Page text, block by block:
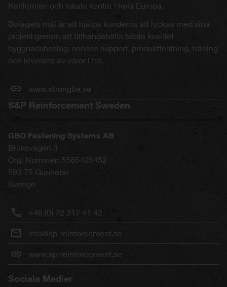
Kalifornien och lokala kontor i hela Europa.
Bolagets mål är att hjälpa kunderna att lyckas med sina
projekt genom att tillhandahålla bästa kvalitet
byggnadsbeslag, service support, produkttestning, träning
och leverans av varor i tid.
www.strongtie.se
S&P Reinforcement Sweden
GBO Fastening Systems AB
Bruksvägen 3
Org. Nummer: 5565405452
593 75 Gunnebo
Sverige
+46 (0) 72 317 41 42
info@sp-reinforcement.se
www.sp-reinforcement.se
Sociala Medier